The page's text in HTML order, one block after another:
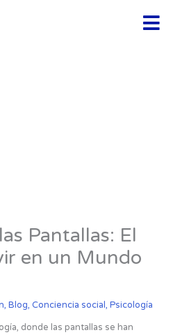
Pantallas: El
en un Mundo
, Blog, Conciencia social, Psicología
donde las pantallas se han